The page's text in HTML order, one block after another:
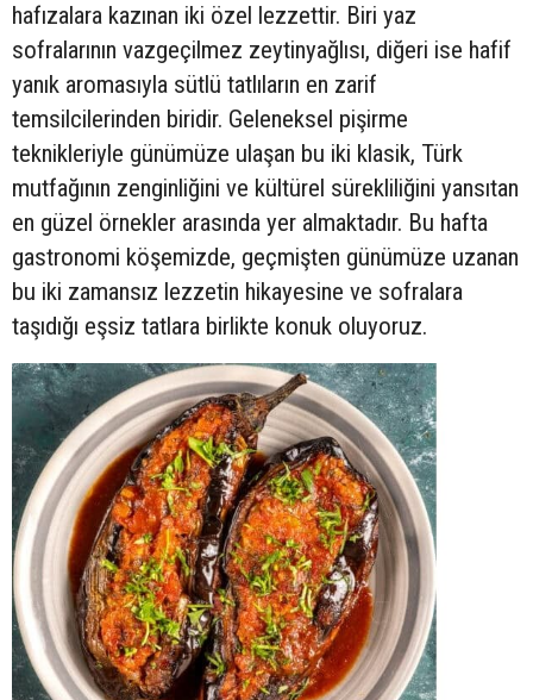
hafızalara kazınan iki özel lezzettir. Biri yaz
sofralarının vazgeçilmez zeytinyağlısı, diğeri ise hafif
yanık aromasıyla sütlü tatlıların en zarif
temsilcilerinden biridir. Geleneksel pişirme
teknikleriyle günümüze ulaşan bu iki klasik, Türk
mutfağının zenginliğini ve kültürel sürekliliğini yansıtan
en güzel örnekler arasında yer almaktadır. Bu hafta
gastronomi köşemizde, geçmişten günümüze uzanan
bu iki zamansız lezzetin hikayesine ve sofralara
taşıdığı eşsiz tatlara birlikte konuk oluyoruz.